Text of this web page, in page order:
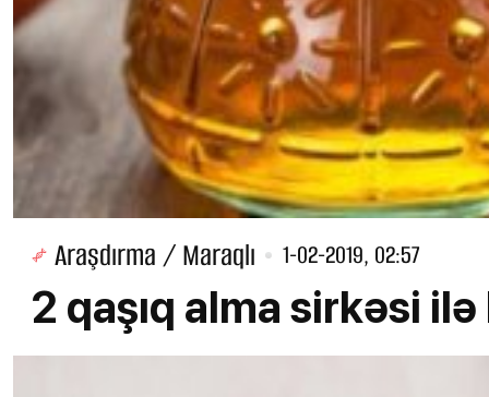
Araşdırma / Maraqlı 1-02-2019, 02:57
2 qaşıq alma sirkəsi